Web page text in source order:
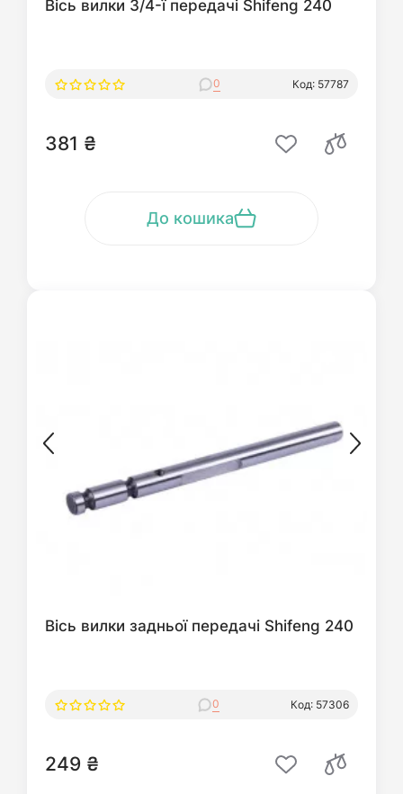
Вісь вилки 3/4-ї передачі Shifeng 240
0 Код: 57787
381 ₴
До кошика
Вісь вилки задньої передачі Shifeng 240
0 Код: 57306
249 ₴